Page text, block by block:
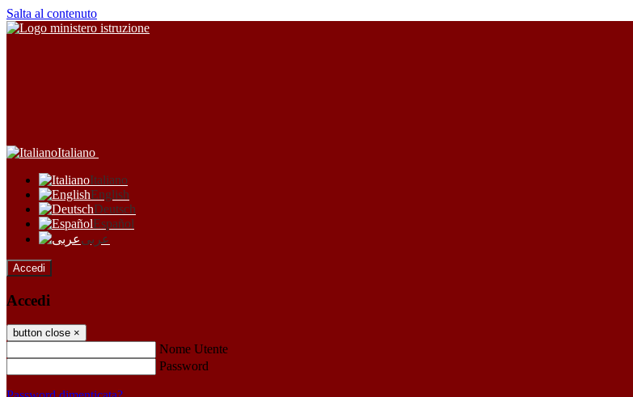
Salta al contenuto
Italiano
Italiano
English
Deutsch
Español
عربى
Accedi
Accedi
button close ×
Nome Utente
Password